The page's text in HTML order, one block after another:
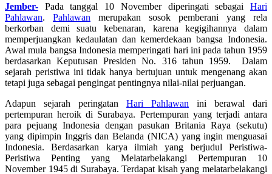
Jember- Pada tanggal 10 November diperingati sebagai Hari
Pahlawan. Pahlawan merupakan sosok pemberani yang rela
berkorban demi suatu kebenaran, karena kegigihannya dalam
memperjuangkan kedaulatan dan kemerdekaan bangsa Indonesia.
Awal mula bangsa Indonesia memperingati hari ini pada tahun 1959
berdasarkan Keputusan Presiden No. 316 tahun 1959. Dalam
sejarah peristiwa ini tidak hanya bertujuan untuk mengenang akan
tetapi juga sebagai pengingat pentingnya nilai-nilai perjuangan.
Adapun sejarah peringatan Hari Pahlawan ini berawal dari
pertempuran heroik di Surabaya. Pertempuran yang terjadi antara
para pejuang Indonesia dengan pasukan Britania Raya (sekutu)
yang dipimpin Inggris dan Belanda (NICA) yang ingin menguasai
Indonesia. Berdasarkan karya ilmiah yang berjudul Peristiwa-
Peristiwa Penting yang Melatarbelakangi Pertempuran 10
November 1945 di Surabaya. Terdapat kisah yang melatarbelakangi